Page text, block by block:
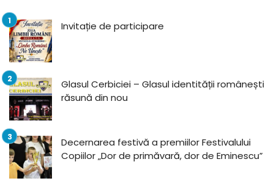
Invitație de participare
Glasul Cerbiciei – Glasul identității românești
răsună din nou
Decernarea festivă a premiilor Festivalului
Copiilor „Dor de primăvară, dor de Eminescu”